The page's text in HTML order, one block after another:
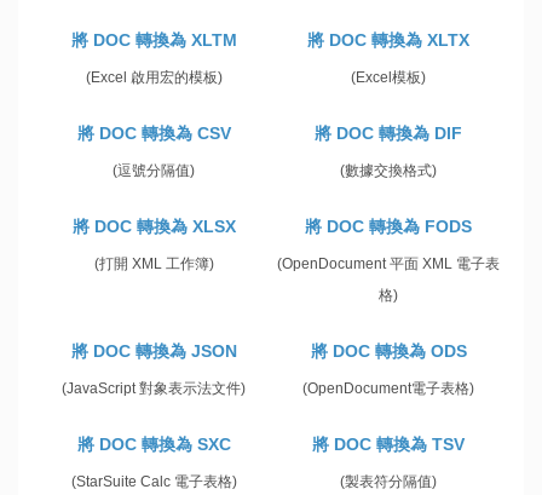
將 DOC 轉換為 XLTM
(Excel 啟用宏的模板)
將 DOC 轉換為 XLTX
(Excel模板)
將 DOC 轉換為 CSV
(逗號分隔值)
將 DOC 轉換為 DIF
(數據交換格式)
將 DOC 轉換為 XLSX
(打開 XML 工作簿)
將 DOC 轉換為 FODS
(OpenDocument 平面 XML 電子表
格)
將 DOC 轉換為 JSON
(JavaScript 對象表示法文件)
將 DOC 轉換為 ODS
(OpenDocument電子表格)
將 DOC 轉換為 SXC
(StarSuite Calc 電子表格)
將 DOC 轉換為 TSV
(製表符分隔值)